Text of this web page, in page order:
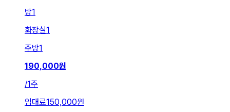
방1
화장실1
주방1
190,000원
/1주
임대료150,000원